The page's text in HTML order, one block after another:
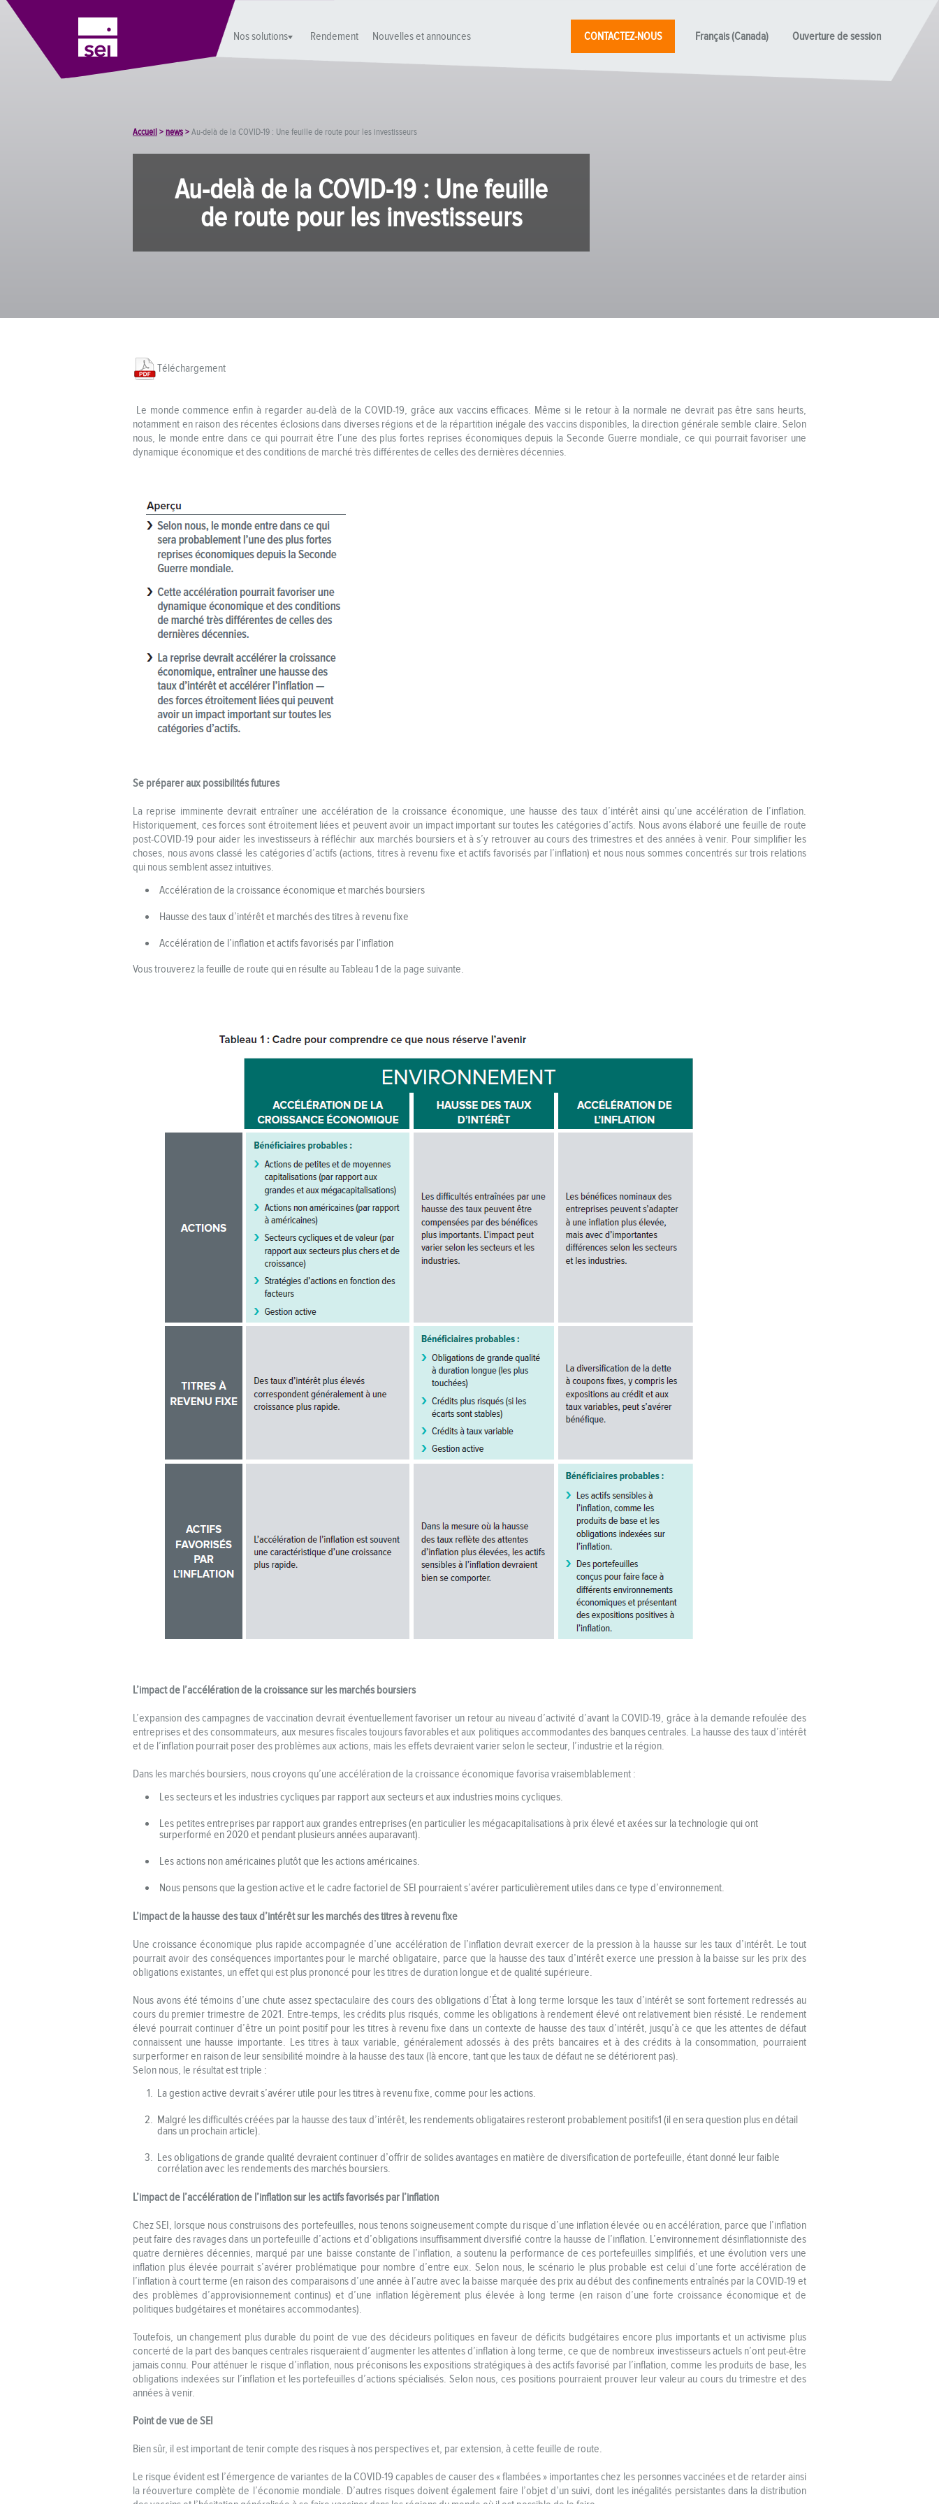
Nos solutions Rendement Nouvelles et announces CONTACTEZ-NOUS Français (Canada) Ouverture de session
Accueil>news>Au-delà de la COVID-19 : Une feuille de route pour les investisseurs
Au-delà de la COVID-19 : Une feuille
de route pour les investisseurs
Téléchargement
Le monde commence enfin à regarder au-delà de la COVID-19, grâce aux vaccins efficaces. Même si le retour à la normale ne devrait pas être sans heurts,
notamment en raison des récentes éclosions dans diverses régions et de la répartition inégale des vaccins disponibles, la direction générale semble claire. Selon
nous, le monde entre dans ce qui pourrait être l’une des plus fortes reprises économiques depuis la Seconde Guerre mondiale, ce qui pourrait favoriser une
dynamique économique et des conditions de marché très différentes de celles des dernières décennies.
Se préparer aux possibilités futures
La reprise imminente devrait entraîner une accélération de la croissance économique, une hausse des taux d’intérêt ainsi qu’une accélération de l’inflation.
Historiquement, ces forces sont étroitement liées et peuvent avoir un impact important sur toutes les catégories d’actifs. Nous avons élaboré une feuille de route
post-COVID-19 pour aider les investisseurs à réfléchir aux marchés boursiers et à s’y retrouver au cours des trimestres et des années à venir. Pour simplifier les
choses, nous avons classé les catégories d’actifs (actions, titres à revenu fixe et actifs favorisés par l’inflation) et nous nous sommes concentrés sur trois relations
qui nous semblent assez intuitives.
Accélération de la croissance économique et marchés boursiers
Hausse des taux d’intérêt et marchés des titres à revenu fixe
Accélération de l’inflation et actifs favorisés par l’inflation
Vous trouverez la feuille de route qui en résulte au Tableau 1 de la page suivante.
L’impact de l’accélération de la croissance sur les marchés boursiers
L’expansion des campagnes de vaccination devrait éventuellement favoriser un retour au niveau d’activité d’avant la COVID-19, grâce à la demande refoulée des
entreprises et des consommateurs, aux mesures fiscales toujours favorables et aux politiques accommodantes des banques centrales. La hausse des taux d’intérêt
et de l’inflation pourrait poser des problèmes aux actions, mais les effets devraient varier selon le secteur, l’industrie et la région.
Dans les marchés boursiers, nous croyons qu’une accélération de la croissance économique favorisa vraisemblablement :
Les secteurs et les industries cycliques par rapport aux secteurs et aux industries moins cycliques.
Les petites entreprises par rapport aux grandes entreprises (en particulier les mégacapitalisations à prix élevé et axées sur la technologie qui ont
surperformé en 2020 et pendant plusieurs années auparavant).
Les actions non américaines plutôt que les actions américaines.
Nous pensons que la gestion active et le cadre factoriel de SEI pourraient s’avérer particulièrement utiles dans ce type d’environnement.
L’impact de la hausse des taux d’intérêt sur les marchés des titres à revenu fixe
Une croissance économique plus rapide accompagnée d’une accélération de l’inflation devrait exercer de la pression à la hausse sur les taux d’intérêt. Le tout
pourrait avoir des conséquences importantes pour le marché obligataire, parce que la hausse des taux d’intérêt exerce une pression à la baisse sur les prix des
obligations existantes, un effet qui est plus prononcé pour les titres de duration longue et de qualité supérieure.
Nous avons été témoins d’une chute assez spectaculaire des cours des obligations d’État à long terme lorsque les taux d’intérêt se sont fortement redressés au
cours du premier trimestre de 2021. Entre-temps, les crédits plus risqués, comme les obligations à rendement élevé ont relativement bien résisté. Le rendement
élevé pourrait continuer d’être un point positif pour les titres à revenu fixe dans un contexte de hausse des taux d’intérêt, jusqu’à ce que les attentes de défaut
connaissent une hausse importante. Les titres à taux variable, généralement adossés à des prêts bancaires et à des crédits à la consommation, pourraient
surperformer en raison de leur sensibilité moindre à la hausse des taux (là encore, tant que les taux de défaut ne se détériorent pas).
Selon nous, le résultat est triple :
La gestion active devrait s’avérer utile pour les titres à revenu fixe, comme pour les actions.
Malgré les difficultés créées par la hausse des taux d’intérêt, les rendements obligataires resteront probablement positifs1 (il en sera question plus en détail
dans un prochain article).
Les obligations de grande qualité devraient continuer d’offrir de solides avantages en matière de diversification de portefeuille, étant donné leur faible
corrélation avec les rendements des marchés boursiers.
L’impact de l’accélération de l’inflation sur les actifs favorisés par l’inflation
Chez SEI, lorsque nous construisons des portefeuilles, nous tenons soigneusement compte du risque d’une inflation élevée ou en accélération, parce que l’inflation
peut faire des ravages dans un portefeuille d’actions et d’obligations insuffisamment diversifié contre la hausse de l’inflation. L’environnement désinflationniste des
quatre dernières décennies, marqué par une baisse constante de l’inflation, a soutenu la performance de ces portefeuilles simplifiés, et une évolution vers une
inflation plus élevée pourrait s’avérer problématique pour nombre d’entre eux. Selon nous, le scénario le plus probable est celui d’une forte accélération de
l’inflation à court terme (en raison des comparaisons d’une année à l’autre avec la baisse marquée des prix au début des confinements entraînés par la COVID-19 et
des problèmes d’approvisionnement continus) et d’une inflation légèrement plus élevée à long terme (en raison d’une forte croissance économique et de
politiques budgétaires et monétaires accommodantes).
Toutefois, un changement plus durable du point de vue des décideurs politiques en faveur de déficits budgétaires encore plus importants et un activisme plus
concerté de la part des banques centrales risqueraient d’augmenter les attentes d’inflation à long terme, ce que de nombreux investisseurs actuels n’ont peut-être
jamais connu. Pour atténuer le risque d’inflation, nous préconisons les expositions stratégiques à des actifs favorisé par l’inflation, comme les produits de base, les
obligations indexées sur l’inflation et les portefeuilles d’actions spécialisés. Selon nous, ces positions pourraient prouver leur valeur au cours du trimestre et des
années à venir.
Point de vue de SEI
Bien sûr, il est important de tenir compte des risques à nos perspectives et, par extension, à cette feuille de route.
Le risque évident est l’émergence de variantes de la COVID-19 capables de causer des « flambées » importantes chez les personnes vaccinées et de retarder ainsi
la réouverture complète de l’économie mondiale. D’autres risques doivent également faire l’objet d’un suivi, dont les inégalités persistantes dans la distribution